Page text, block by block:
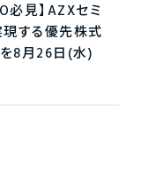
必見】AZXセミ
する優先株式
8月26日(水)